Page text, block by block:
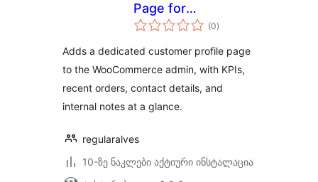
Page for
WooCommerce
(0საერთო
რეიტინგი
)
Adds a dedicated customer profile page
to the WooCommerce admin, with KPIs,
recent orders, contact details, and
internal notes at a glance.
regularalves
10-ზე ნაკლები აქტიური ინსტალაცია